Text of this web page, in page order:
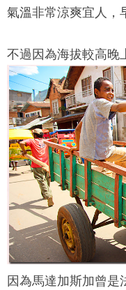
氣溫非常涼爽宜人，
不過因為海拔較高晚
因為馬達加斯加曾是